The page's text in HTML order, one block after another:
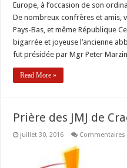
Europe, à l’occasion de son
De nombreux confrères et amis,
Pays-Bas, et même République
bigarrée et joyeuse l’ancienne
fut présidée par Mgr Peter
Read More »
Prière des JMJ de
juillet 30, 2016 Commentaires